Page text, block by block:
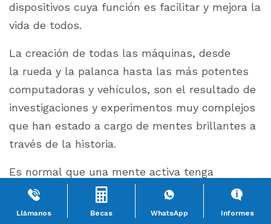
Llámanos Becas WhatsApp Informes
dispositivos cuya función es facilitar y mejora la
vida de todos.
La creación de todas las máquinas, desde
la rueda y la palanca hasta las más potentes
computadoras y vehículos, son el resultado de
investigaciones y experimentos muy complejos
que han estado a cargo de mentes brillantes a
través de la historia.
Es normal que una mente activa tenga
curiosidad por estos logros y quiera poner un
poco de su parte para apoyar este crecimiento.